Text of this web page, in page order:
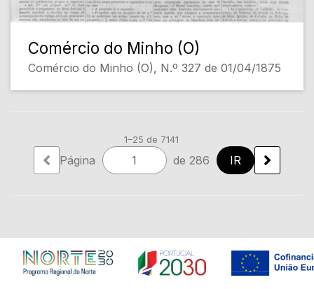
Comércio do Minho (O)
Comércio do Minho (O), N.º 327 de 01/04/1875
1–25 de 7141
Página de 286